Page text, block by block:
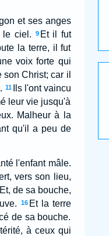
et ses anges
le ciel. 9 Et il fut
la terre, il fut
voix forte qui
Christ; car il
11
Ils l'ont vaincu
leur vie jusqu'à
Malheur à la
qu'il a peu de
l'enfant mâle.
vers son lieu,
Et, de sa bouche,
16 Et la terre
de sa bouche.
à ceux qui